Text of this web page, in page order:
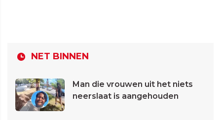
NET BINNEN
Man die vrouwen uit het niets
neerslaat is aangehouden